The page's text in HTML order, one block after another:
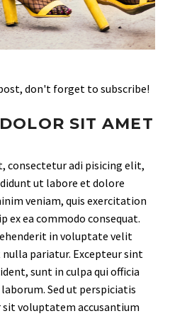
don't forget to subscribe!
SIT AMET
consectetur adi pisicing elit,
ut labore et dolore
veniam, quis exercitation
ex ea commodo consequat.
in voluptate velit
pariatur. Excepteur sint
sunt in culpa qui officia
Sed ut perspiciatis
voluptatem accusantium